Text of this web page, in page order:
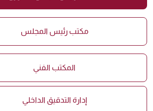
مكتب رئيس المجلس
المكتب الفني
إدارة التدقيق الداخلي